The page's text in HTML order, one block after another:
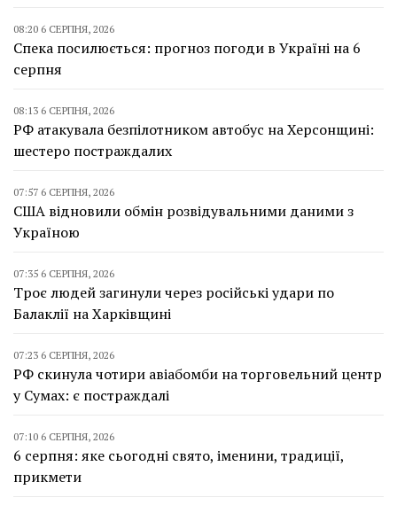
08:20 6 СЕРПНЯ, 2026
Спека посилюється: прогноз погоди в Україні на 6
серпня
08:13 6 СЕРПНЯ, 2026
РФ атакувала безпілотником автобус на Херсонщині:
шестеро постраждалих
07:57 6 СЕРПНЯ, 2026
США відновили обмін розвідувальними даними з
Україною
07:35 6 СЕРПНЯ, 2026
Троє людей загинули через російські удари по
Балаклії на Харківщині
07:23 6 СЕРПНЯ, 2026
РФ скинула чотири авіабомби на торговельний центр
у Сумах: є постраждалі
07:10 6 СЕРПНЯ, 2026
6 серпня: яке сьогодні свято, іменини, традиції,
прикмети